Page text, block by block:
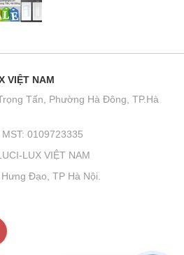
VIỆT NAM
Tấn, Phường Hà Đông, TP.Hà
0109723335
LUX VIỆT NAM
Đạo, TP Hà Nội.